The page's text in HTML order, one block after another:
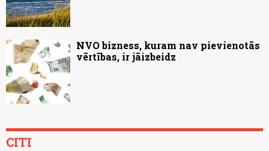
NVO bizness, kuram nav pievienotās
vērtības, ir jāizbeidz
CITI